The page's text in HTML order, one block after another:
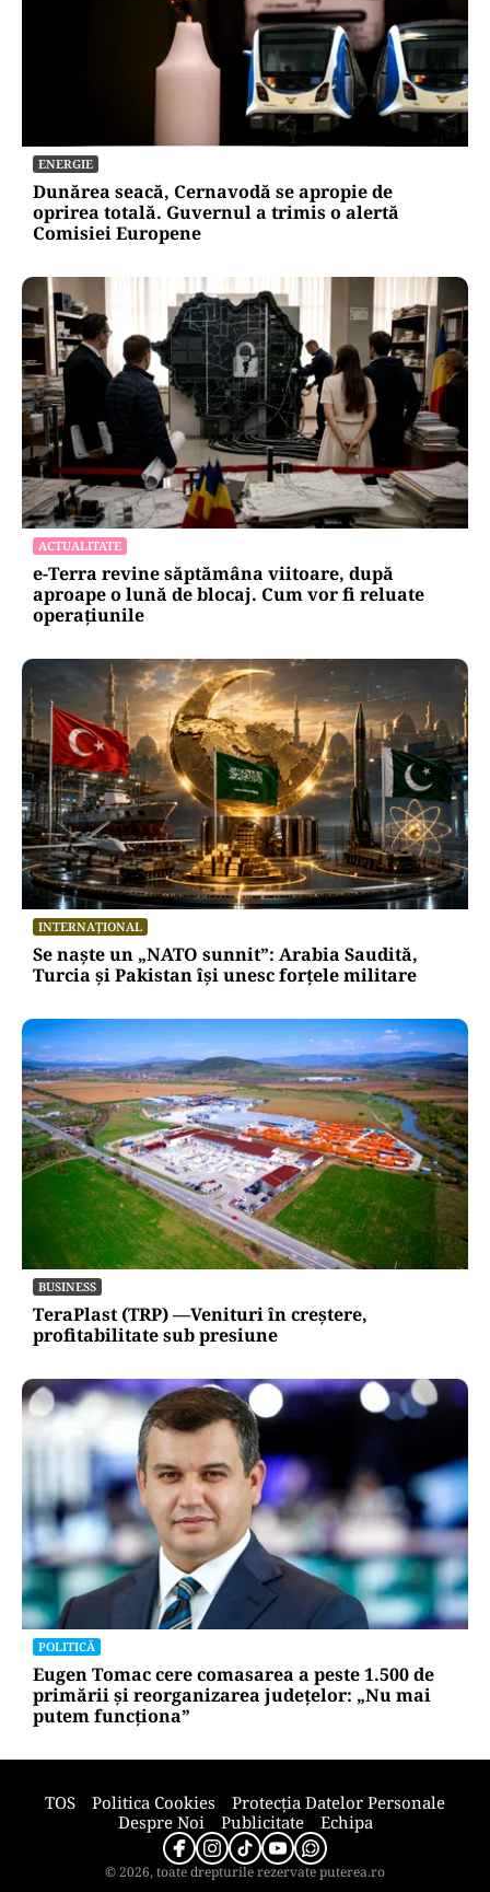
ENERGIE
Dunărea seacă, Cernavodă se apropie de
oprirea totală. Guvernul a trimis o alertă
Comisiei Europene
ACTUALITATE
e-Terra revine săptămâna viitoare, după
aproape o lună de blocaj. Cum vor fi reluate
operațiunile
INTERNAȚIONAL
Se naște un „NATO sunnit”: Arabia Saudită,
Turcia și Pakistan își unesc forțele militare
BUSINESS
TeraPlast (TRP) —Venituri în creștere,
profitabilitate sub presiune
POLITICĂ
Eugen Tomac cere comasarea a peste 1.500 de
primării și reorganizarea județelor: „Nu mai
putem funcționa”
TOS Politica Cookies
Protecția Datelor Personale
Despre Noi
Publicitate Echipa
© 2026, toate drepturile rezervate puterea.ro